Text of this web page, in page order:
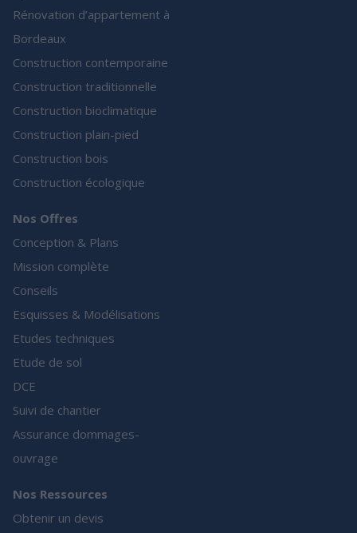
Rénovation d’appartement à
Bordeaux
Construction contemporaine
Construction traditionnelle
Construction bioclimatique
Construction plain-pied
Construction bois
Construction écologique
Nos Offres
Conception & Plans
Mission complète
Conseils
Esquisses & Modélisations
Etudes techniques
Etude de sol
DCE
Suivi de chantier
Assurance dommages-
ouvrage
Nos Ressources
Obtenir un devis